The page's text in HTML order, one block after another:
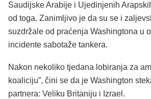
Saudijske Arabije i Ujedinjenih
od toga. Zanimljivo je da su se i
suzdržale od praćenja Washingtona u
incidente sabotaže tankera.
Nakon nekoliko tjedana lobiranja za
koaliciju”, čini se da je Washington
partnera: Veliku Britaniju i Izrael.